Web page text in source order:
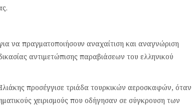
να πραγματοποιήσουν αναχαίτιση και αναγνώριση
αντιμετώπισης παραβιάσεων του ελληνικού
προσέγγισε τριάδα τουρκικών αεροσκαφών, όταν
χειρισμούς που οδήγησαν σε σύγκρουση των